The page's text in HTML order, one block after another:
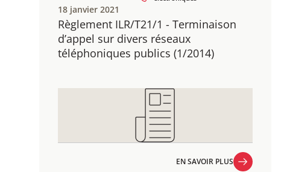
Règlement ILR/T21/1 - ​Terminaison
d’appel sur divers réseaux
téléphoniques publics (1/2014)
18 janvier 2021
EN SAVOIR PLUS